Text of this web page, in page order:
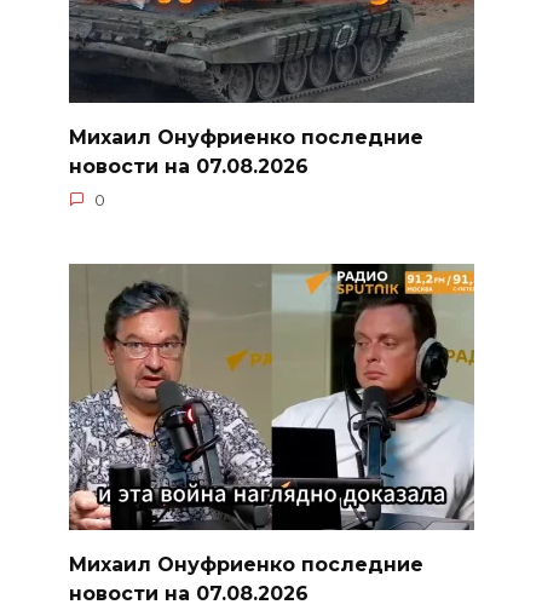
Михаил Онуфриенко последние
новости на 07.08.2026
0
Михаил Онуфриенко последние
новости на 07.08.2026